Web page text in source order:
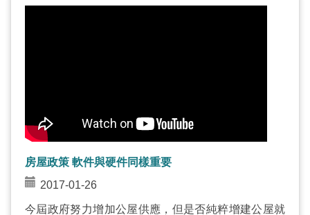
房屋政策 軟件與硬件同樣重要
2017-01-26
今屆政府努力增加公屋供應，但是否純粹增建公屋就